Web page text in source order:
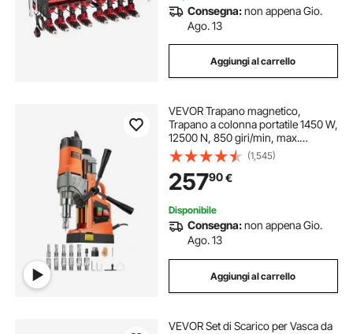
Consegna:non appena Gio.
Ago. 13
Aggiungi al carrello
VEVOR Trapano magnetico,
Trapano a colonna portatile 1450 W,
12500 N, 850 giri/min, max.
Diametro del foro (punta per
carotaggio) 40 mm, max.
Profondità di carotaggio 50 mm
(1,545)
25790€
Disponibile
Consegna:non appena Gio.
Ago. 13
Aggiungi al carrello
VEVOR Set di Scarico per Vasca da